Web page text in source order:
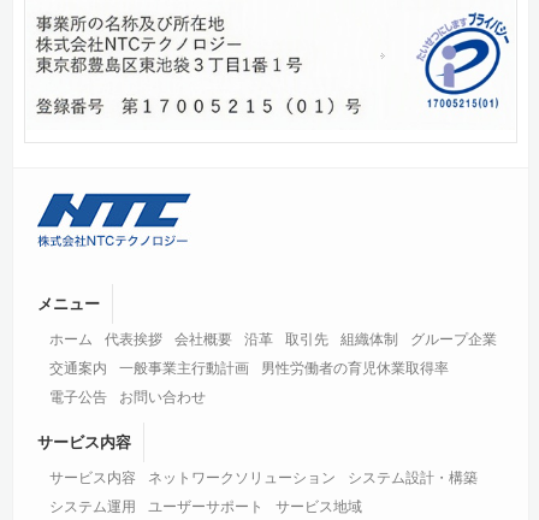
メニュー
ホーム 代表挨拶 会社概要 沿革 取引先 組織体制
グループ企業
交通案内
一般事業主行動計画
男性労働者の育児休業取得率
電子公告
お問い合わせ
サービス内容
サービス内容 ネットワークソリューション
システム設計・構築
システム運用
ユーザーサポート サービス地域